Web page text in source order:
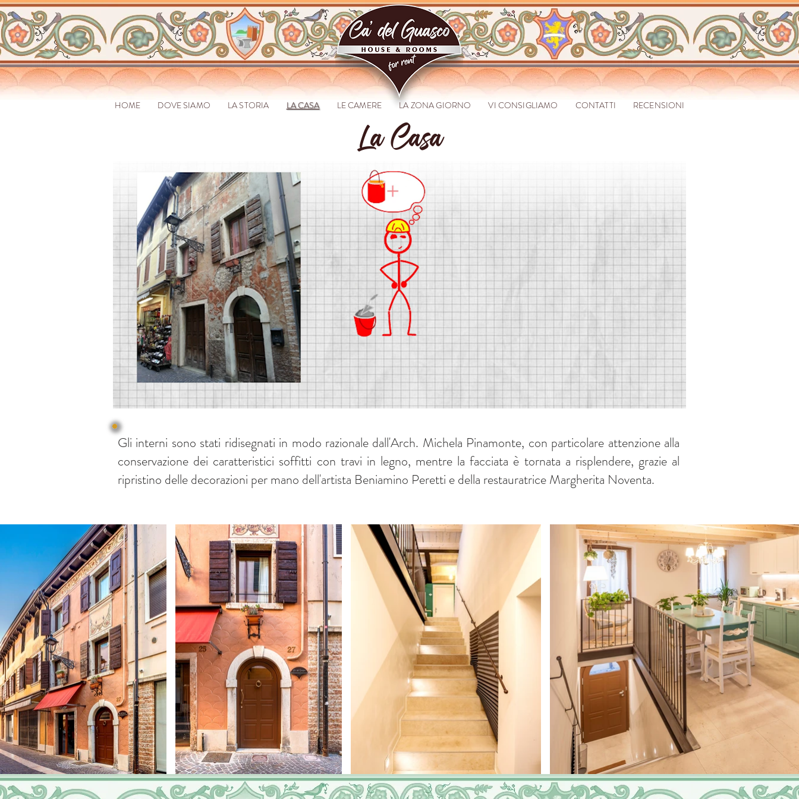
HOME DOVE SIAMO LA STORIA LA CASA LE CAMERE LA ZONA GIORNO VI CONSIGLIAMO CONTATTI RECENSIONI
La Casa
Gli interni sono stati ridisegnati in modo razionale dall'Arch. Michela Pinamonte, con particolare attenzione alla
conservazione dei caratteristici soffitti con travi in legno, mentre la facciata è tornata a risplendere, grazie al
ripristino delle decorazioni per mano dell'artista Beniamino Peretti e della restauratrice Margherita Noventa.